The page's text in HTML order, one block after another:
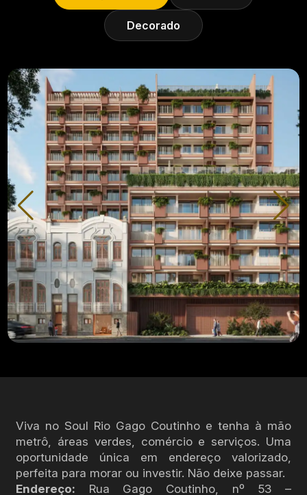
Decorado
Viva no Soul Rio Gago Coutinho e tenha à mão
metrô, áreas verdes, comércio e serviços. Uma
oportunidade única em endereço valorizado,
perfeita para morar ou investir. Não deixe passar.
Endereço: Rua Gago Coutinho, nº 53 –